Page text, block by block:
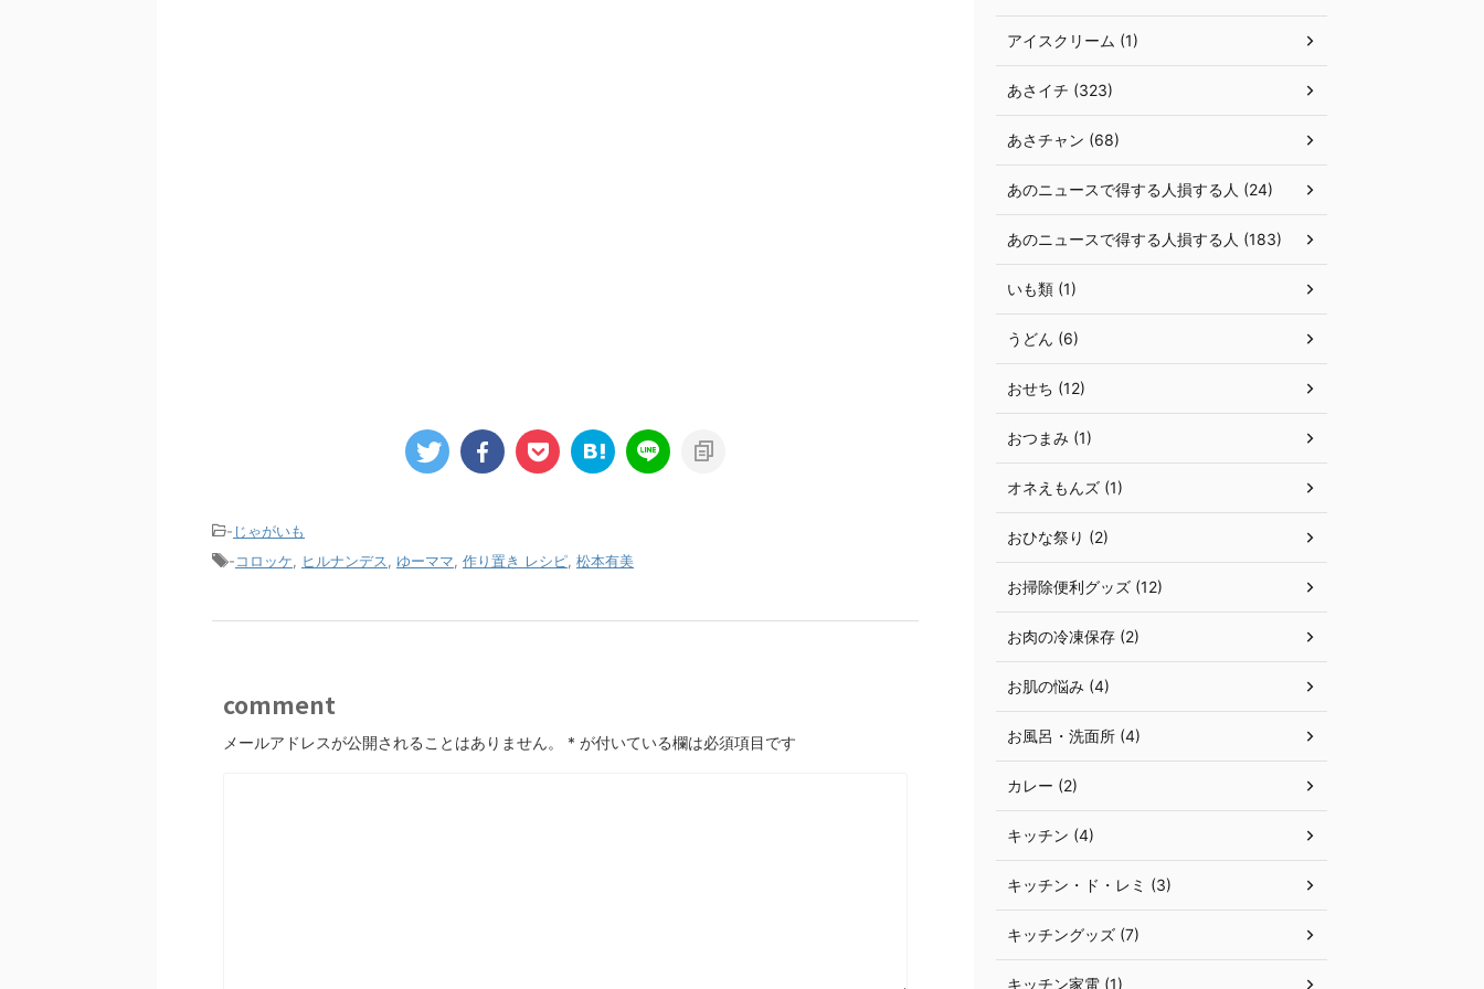
- じゃがいも
-コロッケ ヒルナンデス ゆーママ 作り置き レシピ 松本有美
comment
メールアドレスが公開されることはありません。 * が付いている欄は必須項目です
アイスクリーム (1)
あさイチ (323)
あさチャン (68)
あのニュースで得する人損する人 (24)
あのニュースで得する人損する人 (183)
いも類 (1)
うどん (6)
おせち (12)
おつまみ (1)
オネえもんズ (1)
おひな祭り (2)
お掃除便利グッズ (12)
お肉の冷凍保存 (2)
お肌の悩み (4)
お風呂・洗面所 (4)
カレー (2)
キッチン (4)
キッチン・ド・レミ (3)
キッチングッズ (7)
キッチン家電 (1)